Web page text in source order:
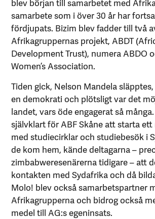
samarbete som i över 30 år har
fördjupats. Bizim blev fadder till två
Afrikagruppernas projekt, ABDT
Development Trust), numera ABDO
Women’s Association.
Tiden gick, Nelson Mandela
en demokrati och plötsligt var det
landet, vars öde engagerat så
självklart för ABF Skåne att starta
med studiecirklar och studiebesök i
de kom hem, kände deltagarna –
zimbabweresenärerna tidigare – att
kontakten med Sydafrika och då
Molo! blev också samarbetspartner
Afrikagrupperna och bidrog också
medel till AG:s egeninsats.